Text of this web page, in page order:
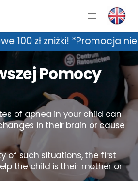
*Promocja nie łączy
Pomocy
of apnea in your child can
in their brain or cause
of such situations, the first
the child is their mother or